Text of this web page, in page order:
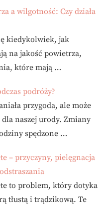
a wilgotność: Czy działa
kiedykolwiek, jak
na jakość powietrza,
które mają …
podróży?
przygoda, ale może
naszej urody. Zmiany
spędzone …
– przyczyny, pielęgnacja
to problem, który dotyka
tłustą i trądzikową. Te